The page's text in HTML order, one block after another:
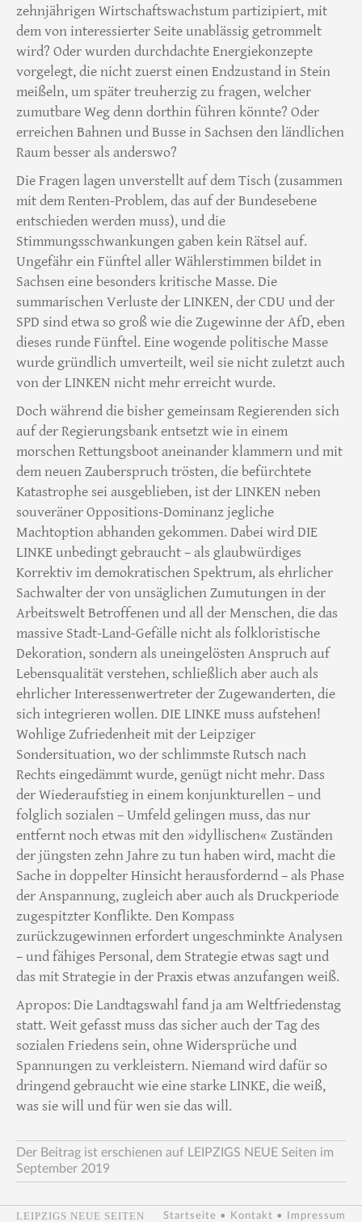
zehnjährigen Wirtschaftswachstum partizipiert, mit
dem von interessierter Seite unablässig getrommelt
wird? Oder wurden durchdachte Energiekonzepte
vorgelegt, die nicht zuerst einen Endzustand in Stein
meißeln, um später treuherzig zu fragen, welcher
zumutbare Weg denn dorthin führen könnte? Oder
erreichen Bahnen und Busse in Sachsen den ländlichen
Raum besser als anderswo?
Die Fragen lagen unverstellt auf dem Tisch (zusammen
mit dem Renten-Problem, das auf der Bundesebene
entschieden werden muss), und die
Stimmungsschwankungen gaben kein Rätsel auf.
Ungefähr ein Fünftel aller Wählerstimmen bildet in
Sachsen eine besonders kritische Masse. Die
summarischen Verluste der LINKEN, der CDU und der
SPD sind etwa so groß wie die Zugewinne der AfD, eben
dieses runde Fünftel. Eine wogende politische Masse
wurde gründlich umverteilt, weil sie nicht zuletzt auch
von der LINKEN nicht mehr erreicht wurde.
Doch während die bisher gemeinsam Regierenden sich
auf der Regierungsbank entsetzt wie in einem
morschen Rettungsboot aneinander klammern und mit
dem neuen Zauberspruch trösten, die befürchtete
Katastrophe sei ausgeblieben, ist der LINKEN neben
souveräner Oppositions-Dominanz jegliche
Machtoption abhanden gekommen. Dabei wird DIE
LINKE unbedingt gebraucht – als glaubwürdiges
Korrektiv im demokratischen Spektrum, als ehrlicher
Sachwalter der von unsäglichen Zumutungen in der
Arbeitswelt Betroffenen und all der Menschen, die das
massive Stadt-Land-Gefälle nicht als folkloristische
Dekoration, sondern als uneingelösten Anspruch auf
Lebensqualität verstehen, schließlich aber auch als
ehrlicher Interessenwertreter der Zugewanderten, die
sich integrieren wollen. DIE LINKE muss aufstehen!
Wohlige Zufriedenheit mit der Leipziger
Sondersituation, wo der schlimmste Rutsch nach
Rechts eingedämmt wurde, genügt nicht mehr. Dass
der Wiederaufstieg in einem konjunkturellen – und
folglich sozialen – Umfeld gelingen muss, das nur
entfernt noch etwas mit den »idyllischen« Zuständen
der jüngsten zehn Jahre zu tun haben wird, macht die
Sache in doppelter Hinsicht herausfordernd – als Phase
der Anspannung, zugleich aber auch als Druckperiode
zugespitzter Konflikte. Den Kompass
zurückzugewinnen erfordert ungeschminkte Analysen
– und fähiges Personal, dem Strategie etwas sagt und
das mit Strategie in der Praxis etwas anzufangen weiß.
Apropos: Die Landtagswahl fand ja am Weltfriedenstag
statt. Weit gefasst muss das sicher auch der Tag des
sozialen Friedens sein, ohne Widersprüche und
Spannungen zu verkleistern. Niemand wird dafür so
dringend gebraucht wie eine starke LINKE, die weiß,
was sie will und für wen sie das will.
Der Beitrag ist erschienen auf LEIPZIGS NEUE Seiten im
September 2019
LEIPZIGS NEUE SEITEN Startseite • Kontakt • Impressum